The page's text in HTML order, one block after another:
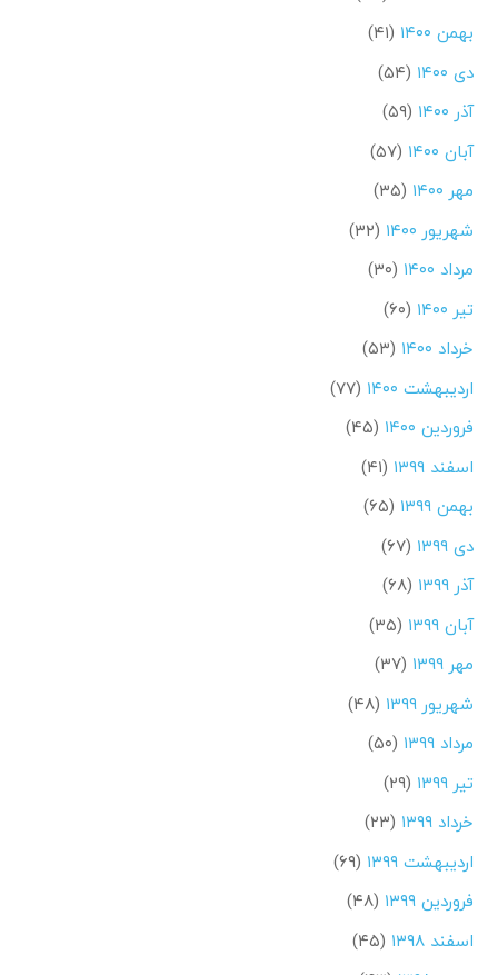
بهمن ۱۴۰۰
(۴۱)
دی ۱۴۰۰
(۵۴)
آذر ۱۴۰۰
(۵۹)
آبان ۱۴۰۰
(۵۷)
مهر ۱۴۰۰
(۳۵)
شهریور ۱۴۰۰
(۳۲)
مرداد ۱۴۰۰
(۳۰)
تیر ۱۴۰۰
(۶۰)
خرداد ۱۴۰۰
(۵۳)
اردیبهشت ۱۴۰۰
(۷۷)
فروردین ۱۴۰۰
(۴۵)
اسفند ۱۳۹۹
(۴۱)
بهمن ۱۳۹۹
(۶۵)
دی ۱۳۹۹
(۶۷)
آذر ۱۳۹۹
(۶۸)
آبان ۱۳۹۹
(۳۵)
مهر ۱۳۹۹
(۳۷)
شهریور ۱۳۹۹
(۴۸)
مرداد ۱۳۹۹
(۵۰)
تیر ۱۳۹۹
(۲۹)
خرداد ۱۳۹۹
(۲۳)
اردیبهشت ۱۳۹۹
(۶۹)
فروردین ۱۳۹۹
(۴۸)
اسفند ۱۳۹۸
(۴۵)